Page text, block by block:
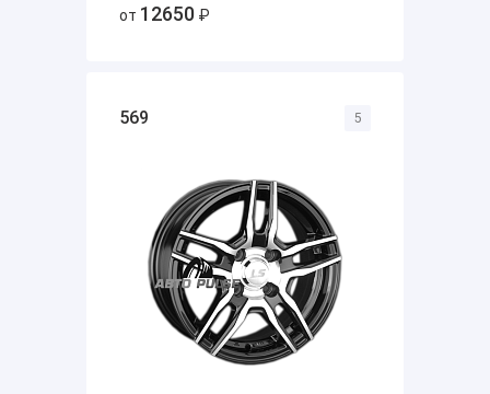
от 12650 ₽
569 5